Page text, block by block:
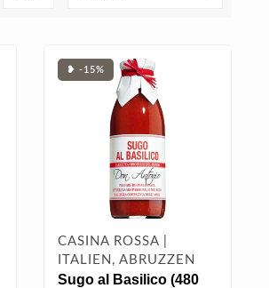
❥ -15%
CASINA ROSSA |
ITALIEN, ABRUZZEN
Sugo al Basilico (480